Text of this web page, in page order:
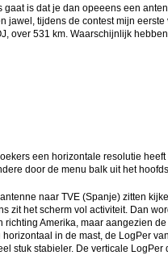
is dat je dan opeeens een
tijdens de contest mijn
over 531 km. Waarschijnlijk
een horizontale resolutie
door de menu balk uit het
naar TVE (Spanje) zitten
het scherm vol activiteit. Dan
Amerika, maar aangezien
in de mast, de LogPer
stuk stabieler. De verticale